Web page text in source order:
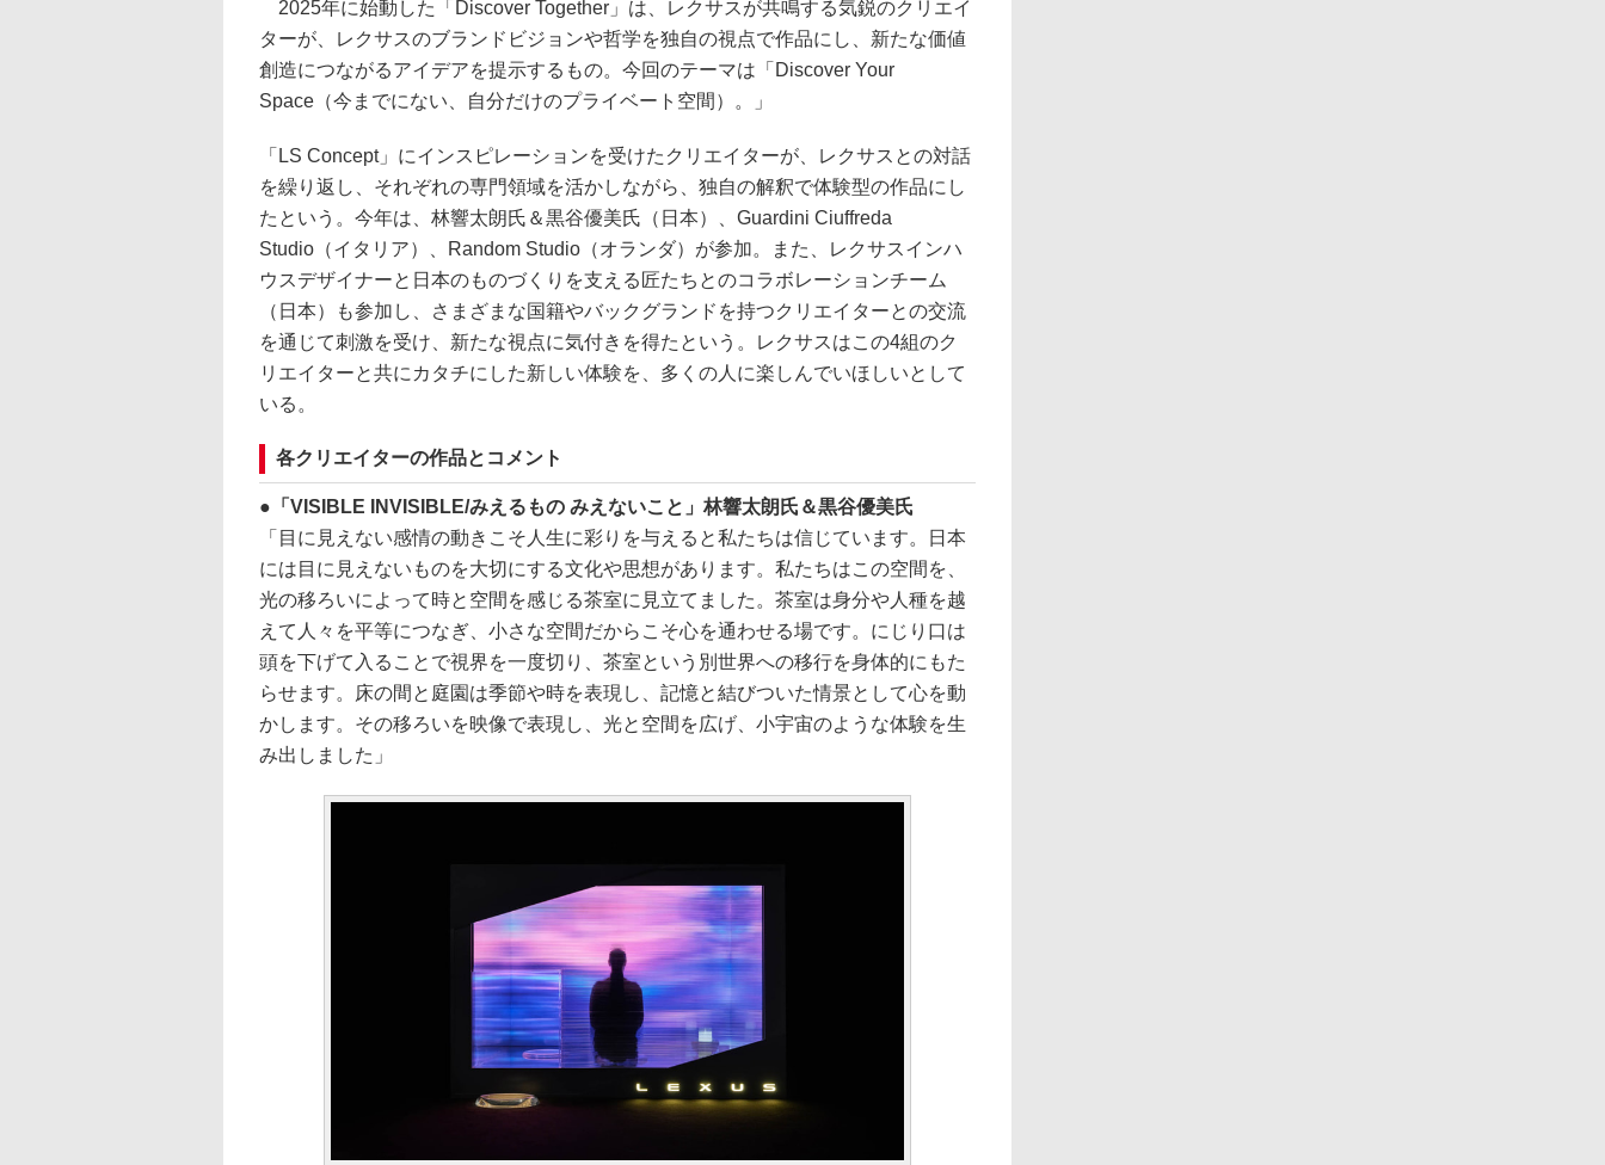
2025年に始動した「Discover Together」は、レクサスが共鳴する気鋭のクリエイ
ターが、レクサスのブランドビジョンや哲学を独自の視点で作品にし、新たな価値
創造につながるアイデアを提示するもの。今回のテーマは「Discover Your
Space（今までにない、自分だけのプライベート空間）。」
「LS Concept」にインスピレーションを受けたクリエイターが、レクサスとの対話
を繰り返し、それぞれの専門領域を活かしながら、独自の解釈で体験型の作品にし
たという。今年は、林響太朗氏＆黒谷優美氏（日本）、Guardini Ciuffreda
Studio（イタリア）、Random Studio（オランダ）が参加。また、レクサスインハ
ウスデザイナーと日本のものづくりを支える匠たちとのコラボレーションチーム
（日本）も参加し、さまざまな国籍やバックグランドを持つクリエイターとの交流
を通じて刺激を受け、新たな視点に気付きを得たという。レクサスはこの4組のク
リエイターと共にカタチにした新しい体験を、多くの人に楽しんでいほしいとして
いる。
各クリエイターの作品とコメント
「VISIBLE INVISIBLE/みえるもの みえないこと」林響太朗氏＆黒谷優美氏
「目に見えない感情の動きこそ人生に彩りを与えると私たちは信じています。日本
には目に見えないものを大切にする文化や思想があります。私たちはこの空間を、
光の移ろいによって時と空間を感じる茶室に見立てました。茶室は身分や人種を越
えて人々を平等につなぎ、小さな空間だからこそ心を通わせる場です。にじり口は
頭を下げて入ることで視界を一度切り、茶室という別世界への移行を身体的にもた
らせます。床の間と庭園は季節や時を表現し、記憶と結びついた情景として心を動
かします。その移ろいを映像で表現し、光と空間を広げ、小宇宙のような体験を生
み出しました」